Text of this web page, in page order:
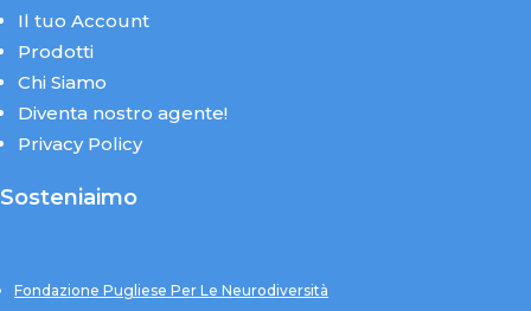
Il tuo Account
Prodotti
Chi Siamo
Diventa nostro agente!
Privacy Policy
Sosteniaimo
Fondazione Pugliese Per Le Neurodiversità